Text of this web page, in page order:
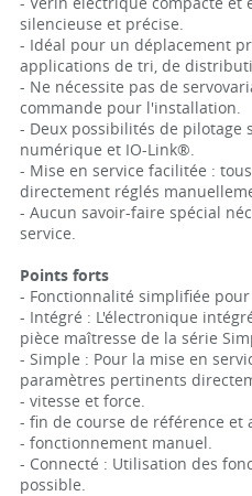
silencieuse et précise.
- Idéal pour un déplacement
applications de tri, de
- Ne nécessite pas de
commande pour l'installation.
- Deux possibilités de pilotage
numérique et IO-Link®.
- Mise en service facilitée :
directement réglés
- Aucun savoir-faire spécial
service.
Points forts
- Fonctionnalité simplifiée
- Intégré : L'électronique
pièce maîtresse de la série
- Simple : Pour la mise en
paramètres pertinents
- vitesse et force.
- fin de course de référence et
- fonctionnement manuel.
- Connecté : Utilisation des
possible.